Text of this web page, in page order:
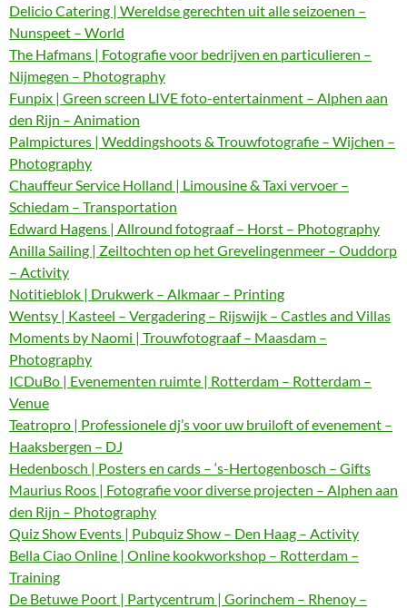
Delicio Catering | Wereldse gerechten uit alle seizoenen –
Nunspeet – World
The Hafmans | Fotografie voor bedrijven en particulieren –
Nijmegen – Photography
Funpix | Green screen LIVE foto-entertainment – Alphen aan
den Rijn – Animation
Palmpictures | Weddingshoots & Trouwfotografie – Wijchen –
Photography
Chauffeur Service Holland | Limousine & Taxi vervoer –
Schiedam – Transportation
Edward Hagens | Allround fotograaf – Horst – Photography
Anilla Sailing | Zeiltochten op het Grevelingenmeer – Ouddorp
– Activity
Notitieblok | Drukwerk – Alkmaar – Printing
Wentsy | Kasteel – Vergadering – Rijswijk – Castles and Villas
Moments by Naomi | Trouwfotograaf – Maasdam –
Photography
ICDuBo | Evenementen ruimte | Rotterdam – Rotterdam –
Venue
Teatropro | Professionele dj’s voor uw bruiloft of evenement –
Haaksbergen – DJ
Hedenbosch | Posters en cards – ‘s-Hertogenbosch – Gifts
Maurius Roos | Fotografie voor diverse projecten – Alphen aan
den Rijn – Photography
Quiz Show Events | Pubquiz Show – Den Haag – Activity
Bella Ciao Online | Online kookworkshop – Rotterdam –
Training
De Betuwe Poort | Partycentrum | Gorinchem – Rhenoy –